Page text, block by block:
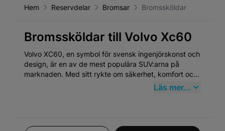
Hem Reservdelar Bromsar Bromssköldar
Bromssköldar till Volvo Xc60
Volvo XC60, en symbol för svensk ingenjörskonst och
design, är en av de mest populära SUV:arna på
marknaden. Med sitt rykte om säkerhet, komfort och
hållbarhet har XC60 blivit ett önskat val för familjer
kvalitativa reservdelar.
Läs mer...